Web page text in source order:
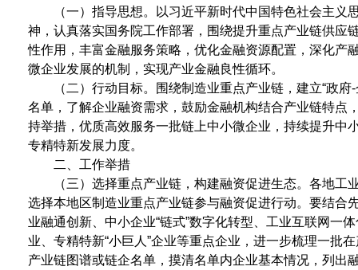
（一）指导思想。以习近平新时代中国特色社会主
神，认真落实国务院工作部署，围绕提升重点产业链供应
性作用，丰富金融服务策略，优化金融资源配置，深化产
微企业发展的机制，实现产业金融良性循环。
（二）行动目标。围绕制造业重点产业链，建立“政
名单，了解企业融资需求，鼓励金融机构结合产业链特点
持举措，优质高效服务一批链上中小微企业，持续提升中
专精特新发展力度。
二、工作举措
（三）选择重点产业链，构建融资促进生态。各地工
选择本地区制造业重点产业链参与融资促进行动。要结合
业融通创新、中小企业“链式”数字化转型、工业互联网一
业、专精特新“小巨人”企业等重点企业，进一步梳理一批
产业链图谱或链企名单，摸清名单内企业基本情况，列出